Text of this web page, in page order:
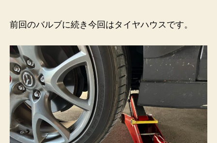
ハ
ウ
の
ア
ミ
テ
ー
プ
チ
ュ
前回のバルブに続き今回はタイヤハウスです。